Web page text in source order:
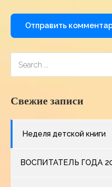
Свежие записи
Неделя детской книги
ВОСПИТАТЕЛЬ ГОДА